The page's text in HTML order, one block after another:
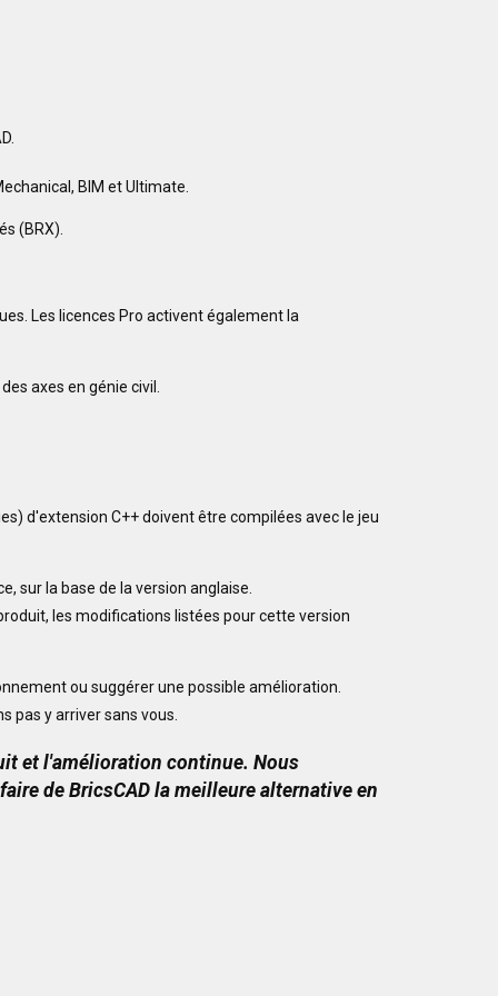
BIM et Ultimate.
(BRX).
Les licences Pro activent également la
axes en génie civil.
d'extension C++ doivent être compilées avec le jeu
sur la base de la version anglaise.
les modifications listées pour cette version
ou suggérer une possible amélioration.
pas y arriver sans vous.
et l'amélioration continue. Nous
de BricsCAD la meilleure alternative en